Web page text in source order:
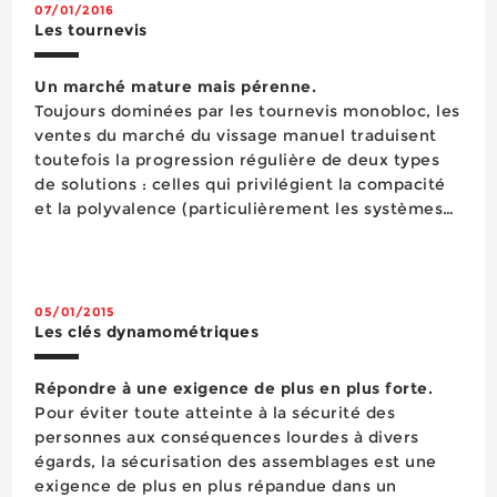
07/01/2016
Les tournevis
Un marché mature mais pérenne.
Toujours dominées par les tournevis monobloc, les
ventes du marché du vissage manuel traduisent
toutefois la progression régulière de deux types
de solutions : celles qui privilégient la compacité
et la polyvalence (particulièrement les systèmes
05/01/2015
Les clés dynamométriques
Répondre à une exigence de plus en plus forte.
Pour éviter toute atteinte à la sécurité des
personnes aux conséquences lourdes à divers
égards, la sécurisation des assemblages est une
exigence de plus en plus répandue dans un